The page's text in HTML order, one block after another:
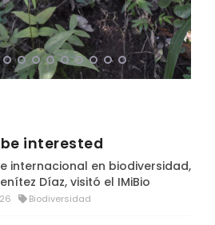
interested
internacional en biodiversidad,
Díaz, visitó el IMiBio
Biodiversidad